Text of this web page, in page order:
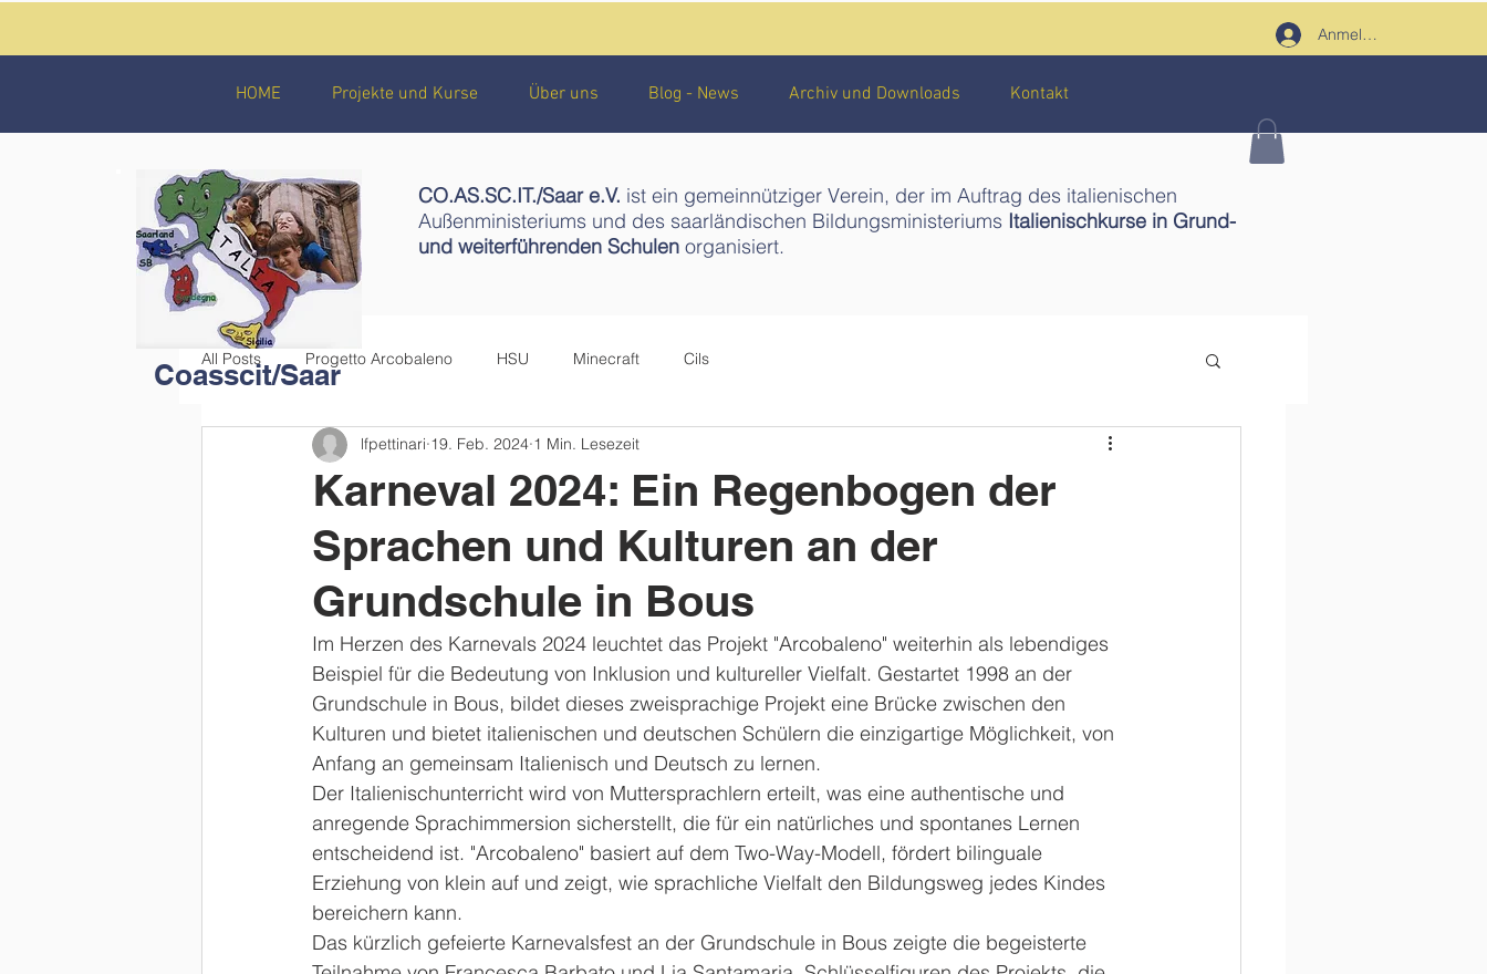
Anmelden
HOME Projekte und Kurse Über uns Blog - News Archiv und Downloads Kontakt
CO.AS.SC.IT./Saar e.V. ist ein gemeinnütziger Verein, der im Auftrag des italienischen
Außenministeriums und des saarländischen Bildungsministeriums Italienischkurse in Grund-
und weiterführenden Schulen organisiert.
All Posts Progetto Arcobaleno HSU Minecraft Cils
Karneval 2024: Ein Regenbogen der
Sprachen und Kulturen an der
Grundschule in Bous
lfpettinari 19. Feb. 2024 1 Min. Lesezeit
Im Herzen des Karnevals 2024 leuchtet das Projekt "Arcobaleno" weiterhin als lebendiges
Beispiel für die Bedeutung von Inklusion und kultureller Vielfalt. Gestartet 1998 an der
Grundschule in Bous, bildet dieses zweisprachige Projekt eine Brücke zwischen den
Kulturen und bietet italienischen und deutschen Schülern die einzigartige Möglichkeit, von
Anfang an gemeinsam Italienisch und Deutsch zu lernen.
Der Italienischunterricht wird von Muttersprachlern erteilt, was eine authentische und
anregende Sprachimmersion sicherstellt, die für ein natürliches und spontanes Lernen
entscheidend ist. "Arcobaleno" basiert auf dem Two-Way-Modell, fördert bilinguale
Erziehung von klein auf und zeigt, wie sprachliche Vielfalt den Bildungsweg jedes Kindes
bereichern kann.
Das kürzlich gefeierte Karnevalsfest an der Grundschule in Bous zeigte die begeisterte
Coasscit/Saar